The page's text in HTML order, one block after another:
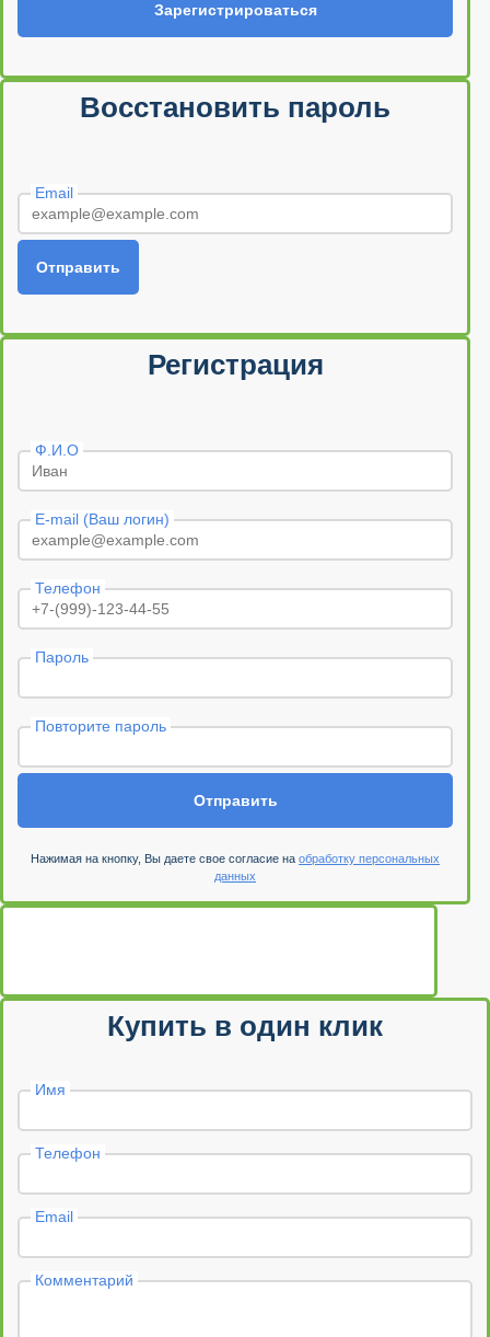
Зарегистрироваться
Восстановить пароль
Email
Отправить
Регистрация
Ф.И.О
E-mail (Ваш логин)
Телефон
Пароль
Повторите пароль
Отправить
Нажимая на кнопку, Вы даете свое согласие на обработку персональных
данных
Купить в один клик
Имя
Телефон
Email
Комментарий